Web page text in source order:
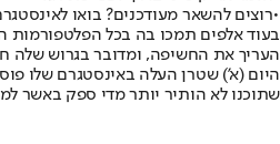
•רוצים להשאר מעודכנים? בואו
בעוד אלפים תמכו בה בכל הפלטפורמות
העריך את החשיפה, ומדובר בגרוש שלה
היום (א') שטרן העלה באינסטגרם שלו
שתוכנו לא הותיר יותר מדי ספק באשר